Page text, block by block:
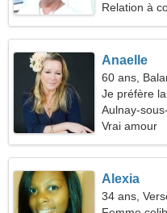
Relation à
Anaelle
60 ans,
Je préfère
Aulnay-
Vrai amour
Alexia
34 ans,